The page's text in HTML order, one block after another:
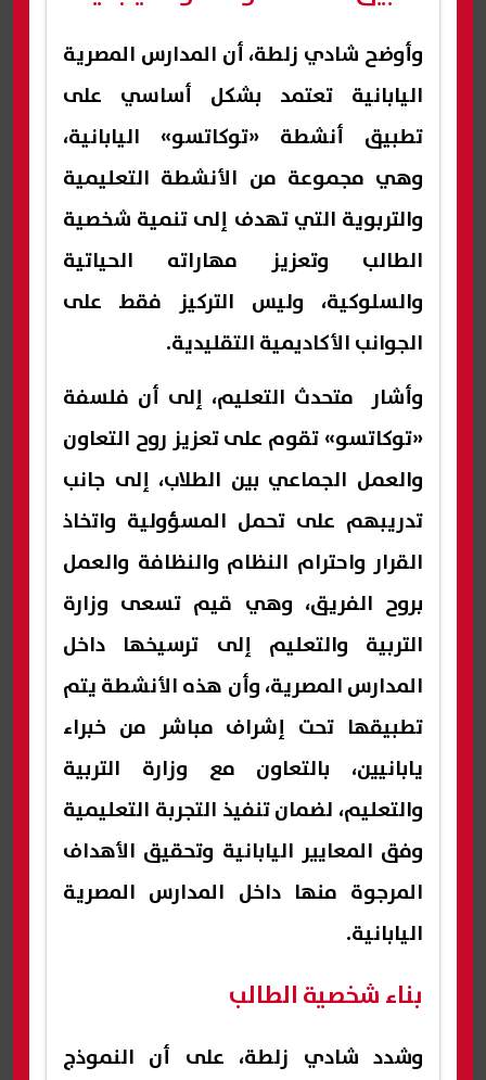
وأوضح شادي زلطة، أن المدارس المصرية
اليابانية تعتمد بشكل أساسي على
تطبيق أنشطة «توكاتسو» اليابانية،
وهي مجموعة من الأنشطة التعليمية
والتربوية التي تهدف إلى تنمية شخصية
الطالب وتعزيز مهاراته الحياتية
والسلوكية، وليس التركيز فقط على
الجوانب الأكاديمية التقليدية.
وأشار متحدث التعليم، إلى أن فلسفة
«توكاتسو» تقوم على تعزيز روح التعاون
والعمل الجماعي بين الطلاب، إلى جانب
تدريبهم على تحمل المسؤولية واتخاذ
القرار واحترام النظام والنظافة والعمل
بروح الفريق، وهي قيم تسعى وزارة
التربية والتعليم إلى ترسيخها داخل
المدارس المصرية، وأن هذه الأنشطة يتم
تطبيقها تحت إشراف مباشر من خبراء
يابانيين، بالتعاون مع وزارة التربية
والتعليم، لضمان تنفيذ التجربة التعليمية
وفق المعايير اليابانية وتحقيق الأهداف
المرجوة منها داخل المدارس المصرية
اليابانية.
بناء شخصية الطالب
وشدد شادي زلطة، على أن النموذج